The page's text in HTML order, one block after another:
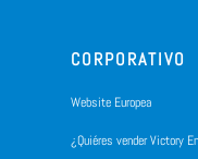
CORPORATIVO
Website Europea
¿Quiéres vender Victory